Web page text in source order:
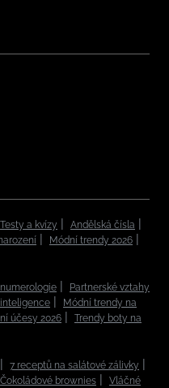
Testy a kvízy
Andělská čísla
Módní trendy 2026
Partnerské vztahy
Módní trendy na
účesy 2026
Trendy boty na
7 receptů na salátové zálivky
Čokoládové brownies
Vláčné